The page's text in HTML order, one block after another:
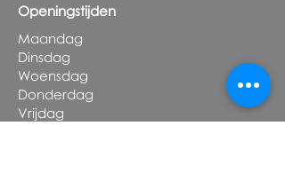
Openingstijden
Maandag
Dinsdag
Woensdag
Donderdag
Vrijdag